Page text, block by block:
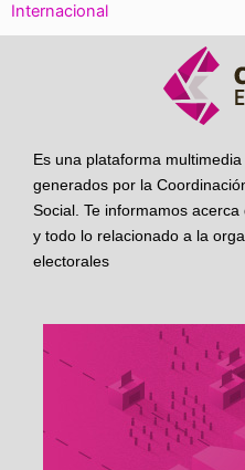
Internacional
Es una plataforma
generados por la
Social. Te informamos
y todo lo relacionado a la
electorales